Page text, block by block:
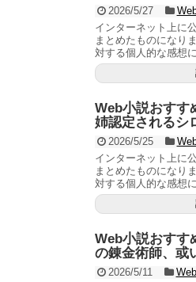
2026/5/27
インターネット上に
まとめたものになり
対する個人的な感想
Web小説おすす
姉認定されるシ
2026/5/25
インターネット上に
まとめたものになり
対する個人的な感想
Web小説おすす
の錬金術師、或
2026/5/11